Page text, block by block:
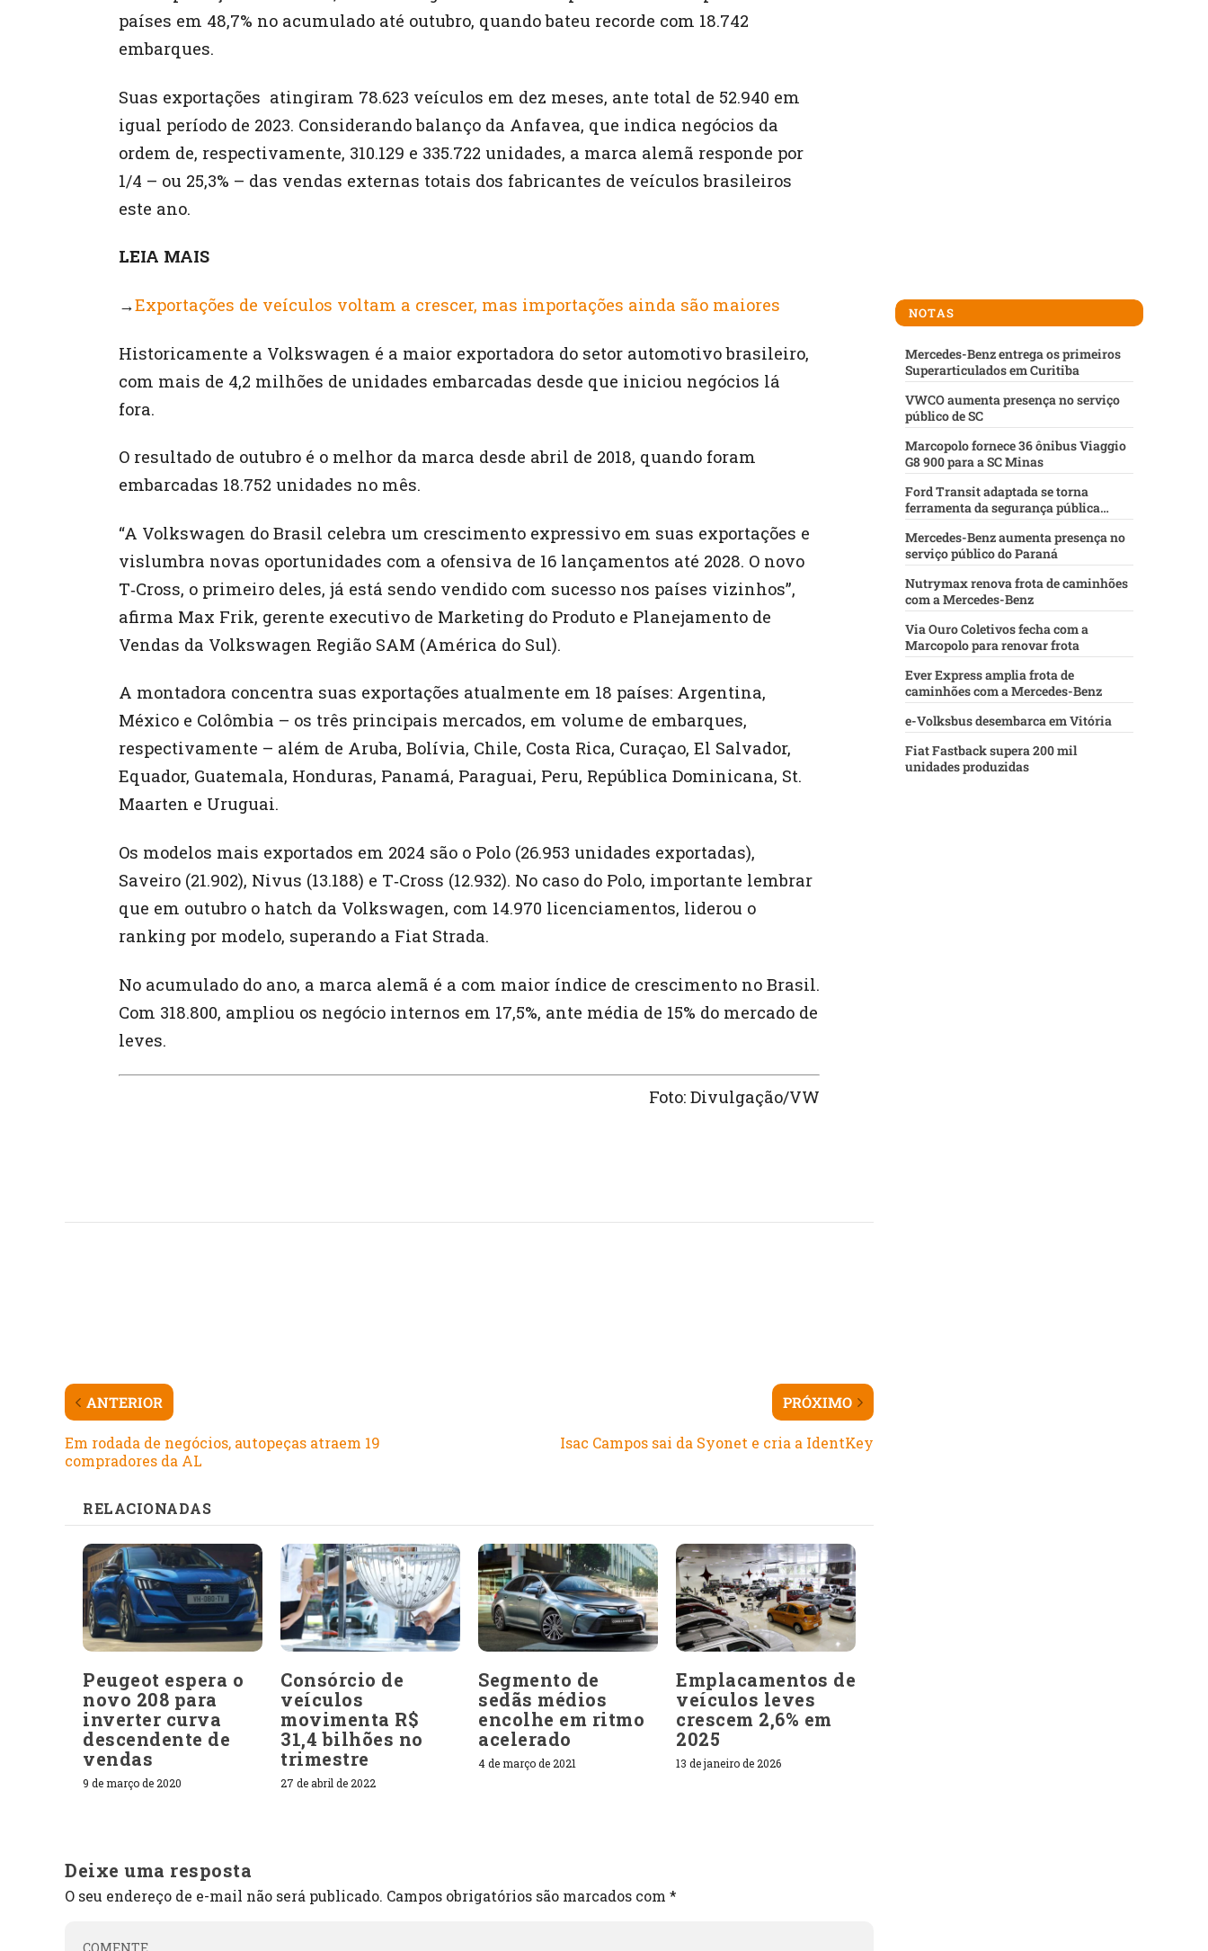
países em 48,7% no acumulado até outubro, quando bateu recorde com 18.742
embarques.
Suas exportações atingiram 78.623 veículos em dez meses, ante total de 52.940 em
igual período de 2023. Considerando balanço da Anfavea, que indica negócios da
ordem de, respectivamente, 310.129 e 335.722 unidades, a marca alemã responde por
1/4 – ou 25,3% – das vendas externas totais dos fabricantes de veículos brasileiros
este ano.
LEIA MAIS
→Exportações de veículos voltam a crescer, mas importações ainda são maiores
Historicamente a Volkswagen é a maior exportadora do setor automotivo brasileiro,
com mais de 4,2 milhões de unidades embarcadas desde que iniciou negócios lá
fora.
O resultado de outubro é o melhor da marca desde abril de 2018, quando foram
embarcadas 18.752 unidades no mês.
“A Volkswagen do Brasil celebra um crescimento expressivo em suas exportações e
vislumbra novas oportunidades com a ofensiva de 16 lançamentos até 2028. O novo
T‑Cross, o primeiro deles, já está sendo vendido com sucesso nos países vizinhos”,
afirma Max Frik, gerente executivo de Marketing do Produto e Planejamento de
Vendas da Volkswagen Região SAM (América do Sul).
A montadora concentra suas exportações atualmente em 18 países: Argentina,
México e Colômbia – os três principais mercados, em volume de embarques,
respectivamente – além de Aruba, Bolívia, Chile, Costa Rica, Curaçao, El Salvador,
Equador, Guatemala, Honduras, Panamá, Paraguai, Peru, República Dominicana, St.
Maarten e Uruguai.
Os modelos mais exportados em 2024 são o Polo (26.953 unidades exportadas),
Saveiro (21.902), Nivus (13.188) e T‑Cross (12.932). No caso do Polo, importante lembrar
que em outubro o hatch da Volkswagen, com 14.970 licenciamentos, liderou o
ranking por modelo, superando a Fiat Strada.
No acumulado do ano, a marca alemã é a com maior índice de crescimento no Brasil.
Com 318.800, ampliou os negócio internos em 17,5%, ante média de 15% do mercado de
leves.
Foto: Divulgação/VW
ANTERIOR
Em rodada de negócios, autopeças atraem 19
compradores da AL
PRÓXIMO
Isac Campos sai da Syonet e cria a IdentKey
RELACIONADAS
Peugeot espera o
novo 208 para
inverter curva
descendente de
vendas
9 de março de 2020
Consórcio de
veículos
movimenta R$
31,4 bilhões no
trimestre
27 de abril de 2022
Segmento de
sedãs médios
encolhe em ritmo
acelerado
4 de março de 2021
Emplacamentos de
veículos leves
crescem 2,6% em
2025
13 de janeiro de 2026
Deixe uma resposta
O seu endereço de e-mail não será publicado. Campos obrigatórios são marcados com *
NOTAS
Mercedes-Benz entrega os primeiros
Superarticulados em Curitiba
VWCO aumenta presença no serviço
público de SC
Marcopolo fornece 36 ônibus Viaggio
G8 900 para a SC Minas
Ford Transit adaptada se torna
ferramenta da segurança pública
baiana
Mercedes-Benz aumenta presença no
serviço público do Paraná
Nutrymax renova frota de caminhões
com a Mercedes-Benz
Via Ouro Coletivos fecha com a
Marcopolo para renovar frota
Ever Express amplia frota de
caminhões com a Mercedes-Benz
e-Volksbus desembarca em Vitória
Fiat Fastback supera 200 mil
unidades produzidas